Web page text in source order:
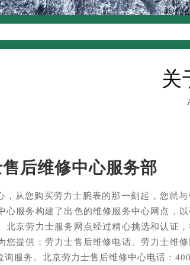
关
后维修中心服务部
，从您购买劳力士腕表的那一刻起，您就与
心服务构建了出色的维修服务中心网点，
北京劳力士服务网点经过精心挑选和认证
您提供：劳力士售后维修电话、劳力士维
服务。北京劳力士售后维修中心电话：